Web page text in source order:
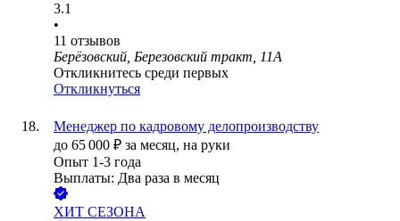
3.1
•
11 отзывов
Берёзовский, Березовский тракт, 11А
Откликнитесь среди первых
Откликнуться
Менеджер по кадровому делопроизводству
до 65 000 ₽ за месяц, на руки
Опыт 1-3 года
Выплаты: Два раза в месяц
ХИТ СЕЗОНА